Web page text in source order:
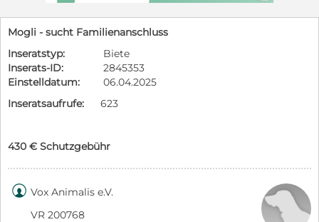
Mogli - sucht Familienanschluss
Inseratstyp:
Biete
Inserats-ID:
2845353
Einstelldatum:
06.04.2025
Inseratsaufrufe:
623
430 € Schutzgebühr
 Vox Animalis e.V.
VR 200768